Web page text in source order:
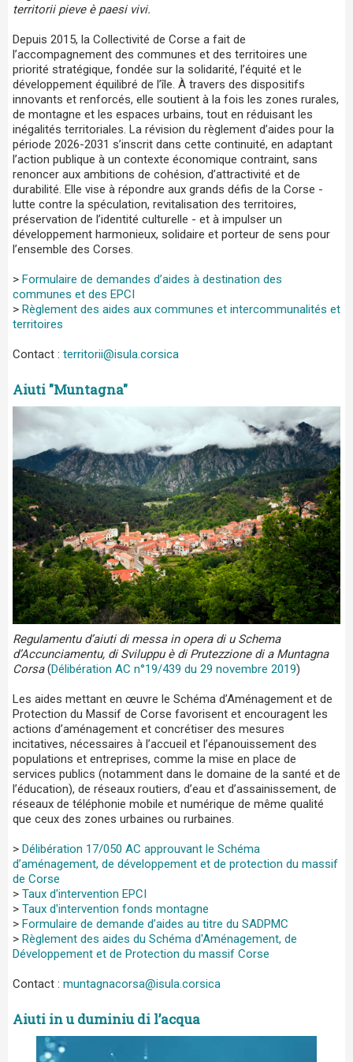
territorii pieve è paesi vivi.
Depuis 2015, la Collectivité de Corse a fait de
l’accompagnement des communes et des territoires une
priorité stratégique, fondée sur la solidarité, l’équité et le
développement équilibré de l’île. À travers des dispositifs
innovants et renforcés, elle soutient à la fois les zones rurales,
de montagne et les espaces urbains, tout en réduisant les
inégalités territoriales. La révision du règlement d’aides pour la
période 2026-2031 s’inscrit dans cette continuité, en adaptant
l’action publique à un contexte économique contraint, sans
renoncer aux ambitions de cohésion, d’attractivité et de
durabilité. Elle vise à répondre aux grands défis de la Corse -
lutte contre la spéculation, revitalisation des territoires,
préservation de l’identité culturelle - et à impulser un
développement harmonieux, solidaire et porteur de sens pour
l’ensemble des Corses.
> Formulaire de demandes d’aides à destination des
communes et des EPCI
> Règlement des aides aux communes et intercommunalités et
territoires
Contact : territorii@isula.corsica
Aiuti "Muntagna"
Regulamentu d’aiuti di messa in opera di u Schema
d’Accunciamentu, di Sviluppu è di Prutezzione di a Muntagna
Corsa(Délibération AC n°19/439 du 29 novembre 2019)
Les aides mettant en œuvre le Schéma d’Aménagement et de
Protection du Massif de Corse favorisent et encouragent les
actions d’aménagement et concrétiser des mesures
incitatives, nécessaires à l’accueil et l’épanouissement des
populations et entreprises, comme la mise en place de
services publics (notamment dans le domaine de la santé et de
l’éducation), de réseaux routiers, d’eau et d’assainissement, de
réseaux de téléphonie mobile et numérique de même qualité
que ceux des zones urbaines ou rurbaines.
> Délibération 17/050 AC approuvant le Schéma
d’aménagement, de développement et de protection du massif
de Corse
> Taux d'intervention EPCI
> Taux d'intervention fonds montagne
> Formulaire de demande d’aides au titre du SADPMC
> Règlement des aides du Schéma d'Aménagement, de
Développement et de Protection du massif Corse
Contact : muntagnacorsa@isula.corsica
Aiuti in u duminiu di l’acqua